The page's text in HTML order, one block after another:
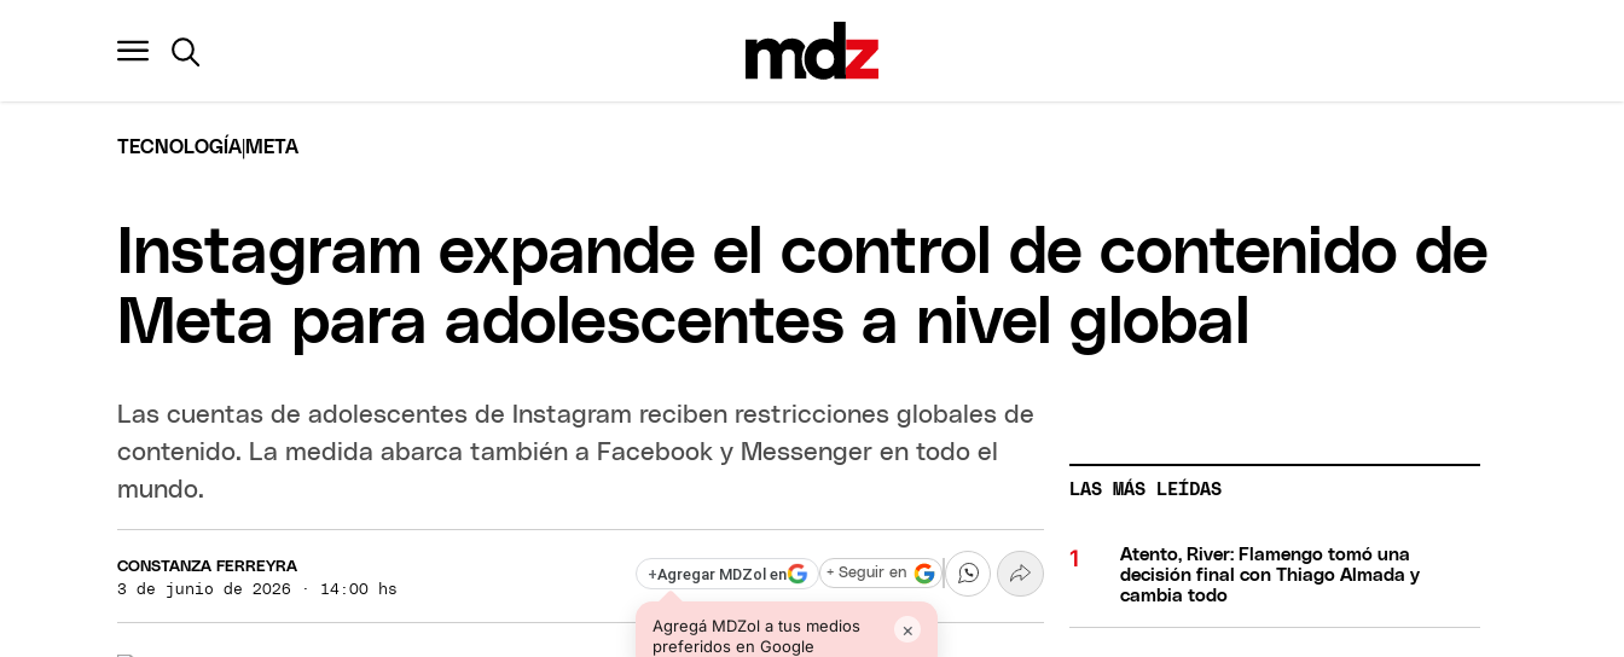
TECNOLOGÍA META
Instagram expande el control de contenido de
Meta para adolescentes a nivel global
Las cuentas de adolescentes de Instagram reciben restricciones globales de
contenido. La medida abarca también a Facebook y Messenger en todo el
mundo.
CONSTANZA FERREYRA
3 de junio de 2026 · 14:00 hs
+Agregar MDZol en
Agregá MDZol a tus medios
preferidos en Google
×
+ Seguir en
LAS MÁS LEÍDAS
Atento, River: Flamengo tomó una
decisión final con Thiago Almada y
cambia todo